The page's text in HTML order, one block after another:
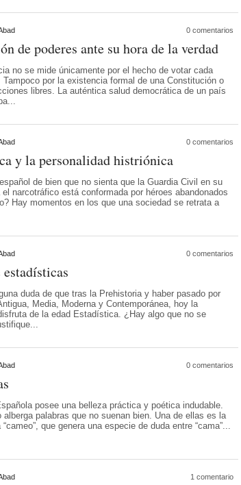
0 comentarios
de poderes ante su hora de la verdad
no se mide únicamente por el hecho de votar cada
Tampoco por la existencia formal de una Constitución o
libres. La auténtica salud democrática de un país
0 comentarios
y la personalidad histriónica
de bien que no sienta que la Guardia Civil en su
el narcotráfico está conformada por héroes abandonados
Hay momentos en los que una sociedad se retrata a
0 comentarios
duda de que tras la Prehistoria y haber pasado por
Media, Moderna y Contemporánea, hoy la
de la edad Estadística. ¿Hay algo que no se
0 comentarios
posee una belleza práctica y poética indudable.
alberga palabras que no suenan bien. Una de ellas es la
que genera una especie de duda entre “cama”...
1 comentario